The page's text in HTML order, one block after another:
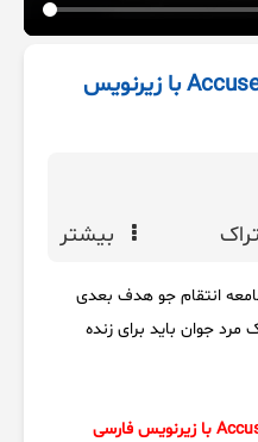
دانلود فیلم متهم Accused 2023 با زیرنویس
بیشتر
انتقام جو هدف بعدی
مرد جوان باید برای زنده